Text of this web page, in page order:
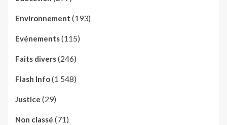
Environnement (193)
Evénements(115)
Faits divers(246)
Flash Info(1 548)
Justice (29)
Non classé (71)